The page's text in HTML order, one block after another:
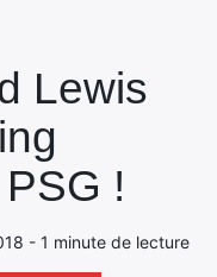
Lewis
!
- 1 minute de lecture